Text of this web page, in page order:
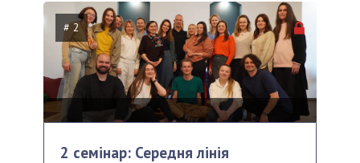
# 2
2 семінар: Середня лінія